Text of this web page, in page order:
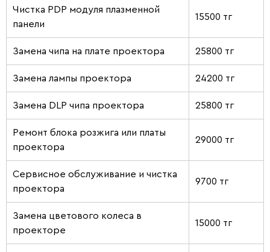
Чистка PDP модуля плазменной
панели
15500 тг
Замена чипа на плате проектора 25800 тг
Замена лампы проектора 24200 тг
Замена DLP чипа проектора 25800 тг
Ремонт блока розжига или платы
проектора
29000 тг
Сервисное обслуживание и чистка
проектора
9700 тг
Замена цветового колеса в
проекторе
15000 тг